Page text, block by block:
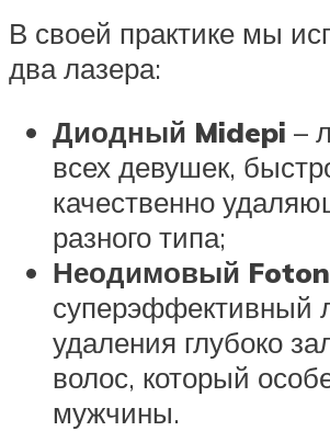
В своей практике мы
два лазера:
Диодный Midepi –
всех девушек,
качественно
разного типа;
Неодимовый
суперэффективный
удаления глубоко
волос, который
мужчины.